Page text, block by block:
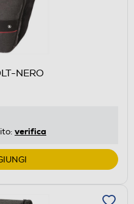
NERO
verifica